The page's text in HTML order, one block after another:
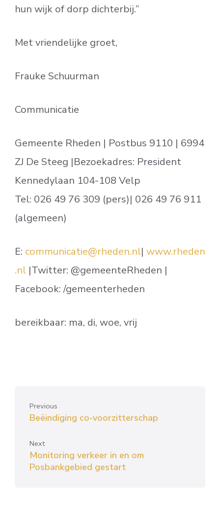
hun wijk of dorp dichterbij.”
Met vriendelijke groet,
Frauke Schuurman
Communicatie
Gemeente Rheden | Postbus 9110 | 6994
ZJ De Steeg |Bezoekadres: President
Kennedylaan 104-108 Velp
Tel: 026 49 76 309 (pers)| 026 49 76 911
(algemeen)
E: communicatie@rheden.nl| www.rheden
.nl |Twitter: @gemeenteRheden |
Facebook: /gemeenterheden
bereikbaar: ma, di, woe, vrij
Previous
Beëindiging co-voorzitterschap
Next
Monitoring verkeer in en om
Posbankgebied gestart